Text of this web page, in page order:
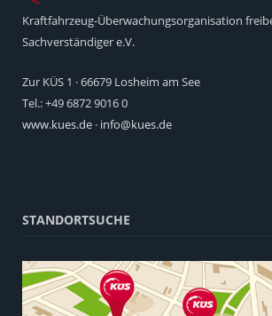
Kraftfahrzeug-Überwachungsorganisation
Sachverständiger e.V.
Zur KÜS 1 · 66679 Losheim am See
Tel.: +49 6872 9016 0
www.kues.de · info@kues.de
STANDORTSUCHE